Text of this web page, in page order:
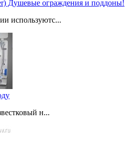
Душевые ограждения и поддоны!
используютс...
н...